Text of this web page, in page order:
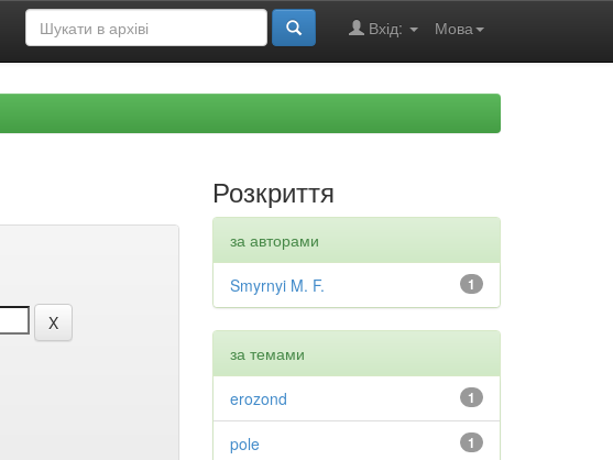
Мова
Вхід:
Розкриття
за авторами
1
Smyrnyi M. F.
за темами
1
erozond
1
pole